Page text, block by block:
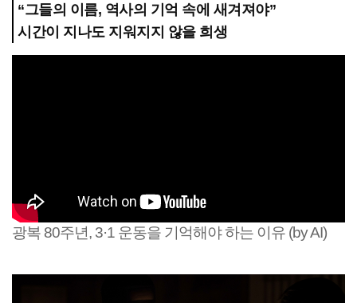
“그들의 이름, 역사의 기억 속에 새겨져야”
시간이 지나도 지워지지 않을 희생
광복 80주년, 3·1 운동을 기억해야 하는 이유 (by AI)